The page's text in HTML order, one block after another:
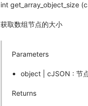
int get_array_object_size
获取数组节点的大小
Parameters
object | cJSON : 节
Returns